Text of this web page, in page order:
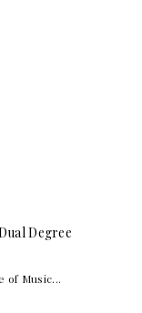
Degree
of Music...